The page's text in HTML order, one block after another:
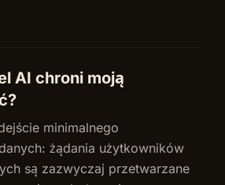
AI chroni moją
minimalnego
żądania użytkowników
są zazwyczaj przetwarzane